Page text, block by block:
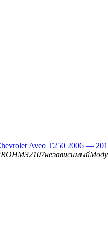
Aveo T250 2006 —